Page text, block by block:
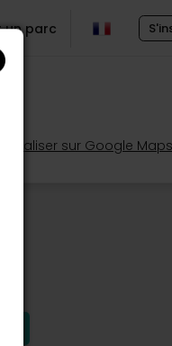
un parc
Localiser sur Google Maps